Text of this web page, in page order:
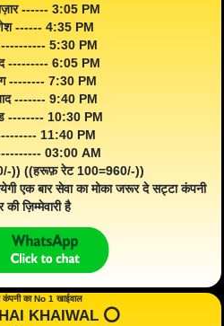
------ 3:05 PM
------ 4:35 PM
---------- 5:30 PM
--------- 6:05 PM
-------- 7:30 PM
------- 9:40 PM
-------- 10:30 PM
11:40 PM
---------- 03:00 AM
)) ((हरूफ़ रेट 100=960/-))
एक बार सेवा का मोका जरूर दे सट्टा कंपनी
ज़िम्मेवारी है
कंपनी का No 1 खाईवाल
KHAIWAL ⭕️